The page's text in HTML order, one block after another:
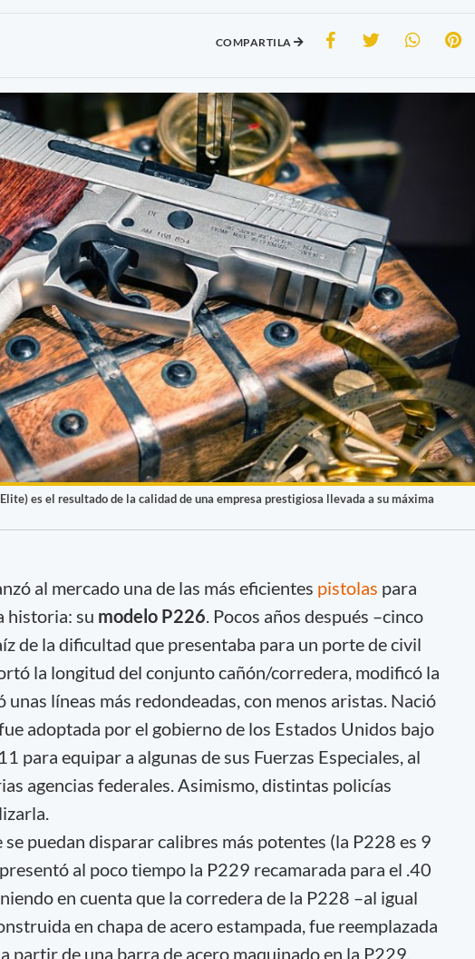
COMPARTILA
es el resultado de la calidad de una empresa prestigiosa llevada a su máxima
al mercado una de las más eficientes pistolas para
historia: su modelo P226 . Pocos años después –cinco
de la dificultad que presentaba para un porte de civil
la longitud del conjunto cañón/corredera, modificó la
líneas más redondeadas, con menos aristas. Nació
adoptada por el gobierno de los Estados Unidos bajo
para equipar a algunas de sus Fuerzas Especiales, al
agencias federales. Asimismo, distintas policías
puedan disparar calibres más potentes (la P228 es 9
al poco tiempo la P229 recamarada para el .40
en cuenta que la corredera de la P228 –al igual
en chapa de acero estampada, fue reemplazada
partir de una barra de acero maquinado en la P229.